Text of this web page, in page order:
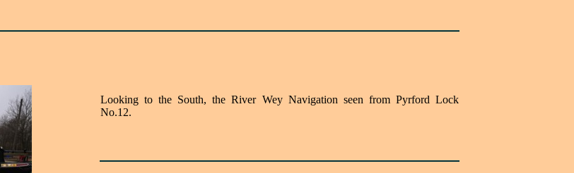
Looking to the South, the River Wey Navigation seen from Pyrford Lock
No.12.